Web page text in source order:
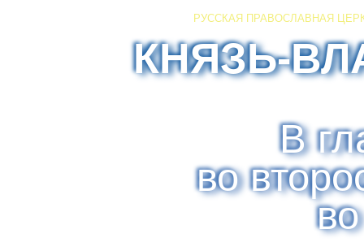
РУССКАЯ ПРАВОСЛАВНАЯ
КНЯЗЬ-
В
во